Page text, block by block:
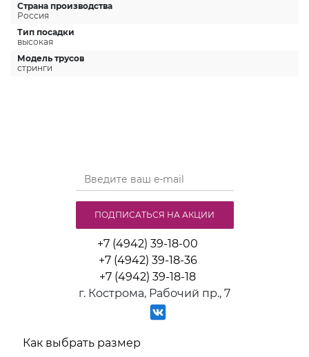
Страна производства
Россия
Тип посадки
высокая
Модель трусов
стринги
+7 (4942) 39-18-00
+7 (4942) 39-18-36
+7 (4942) 39-18-18
г. Кострома, Рабочий пр., 7
Как выбрать размер
ПОДПИСАТЬСЯ НА АКЦИИ